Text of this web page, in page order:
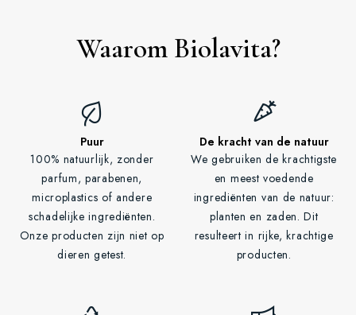
Waarom Biolavita?
Puur
100% natuurlijk, zonder
parfum, parabenen,
microplastics of andere
schadelijke ingrediënten.
Onze producten zijn niet op
dieren getest.
De kracht van de natuur
We gebruiken de krachtigste
en meest voedende
ingrediënten van de natuur:
planten en zaden. Dit
resulteert in rijke, krachtige
producten.